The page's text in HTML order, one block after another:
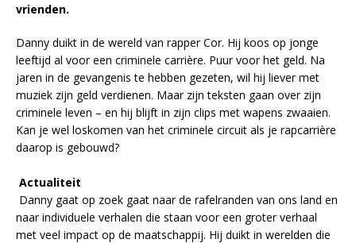
vrienden.
Danny duikt in de wereld van rapper Cor. Hij koos op jonge
leeftijd al voor een criminele carrière. Puur voor het geld. Na
jaren in de gevangenis te hebben gezeten, wil hij liever met
muziek zijn geld verdienen. Maar zijn teksten gaan over zijn
criminele leven – en hij blijft in zijn clips met wapens zwaaien.
Kan je wel loskomen van het criminele circuit als je rapcarrière
daarop is gebouwd?
Actualiteit
Danny gaat op zoek gaat naar de rafelranden van ons land en
naar individuele verhalen die staan voor een groter verhaal
met veel impact op de maatschappij. Hij duikt in werelden die